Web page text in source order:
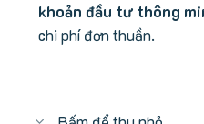
khoản đầu tư thông
chi phí đơn thuần.